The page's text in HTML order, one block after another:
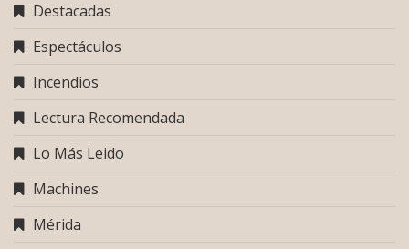
Destacadas
Espectáculos
Incendios
Lectura Recomendada
Lo Más Leido
Machines
Mérida